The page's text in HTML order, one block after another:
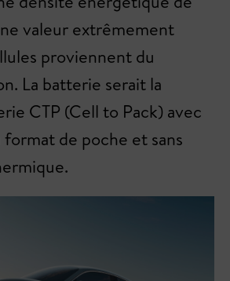
valeur extrêmement
proviennent du
La batterie serait la
CTP (Cell to Pack) avec
format de poche et sans